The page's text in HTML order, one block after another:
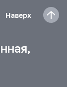
Наверх